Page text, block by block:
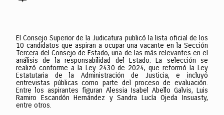
El Consejo Superior de la Judicatura publicó la lista oficial de los
10 candidatos que aspiran a ocupar una vacante en la Sección
Tercera del Consejo de Estado, una de las más relevantes en el
análisis de la responsabilidad del Estado. La selección se
realizó conforme a la Ley 2430 de 2024, que reformó la Ley
Estatutaria de la Administración de Justicia, e incluyó
entrevistas públicas como parte del proceso de evaluación.
Entre los aspirantes figuran Alessia Isabel Abello Galvis, Luis
Ramiro Escandón Hernández y Sandra Lucía Ojeda Insuasty,
entre otros.